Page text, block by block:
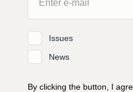
Issues
News
By clicking the button, I